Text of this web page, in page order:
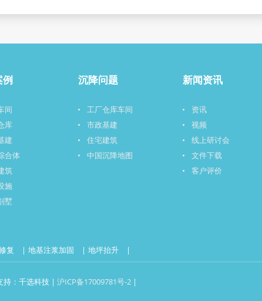
例
间
库
建
合体
筑
施
墅
沉降问题
工厂仓库车间
市政基建
住宅建筑
中国沉降地图
新闻资讯
资讯
视频
线上研讨会
文件下载
客户评价
复 地基注浆加固 地坪抬升
持：千选科技 | 沪ICP备17009781号-2 |